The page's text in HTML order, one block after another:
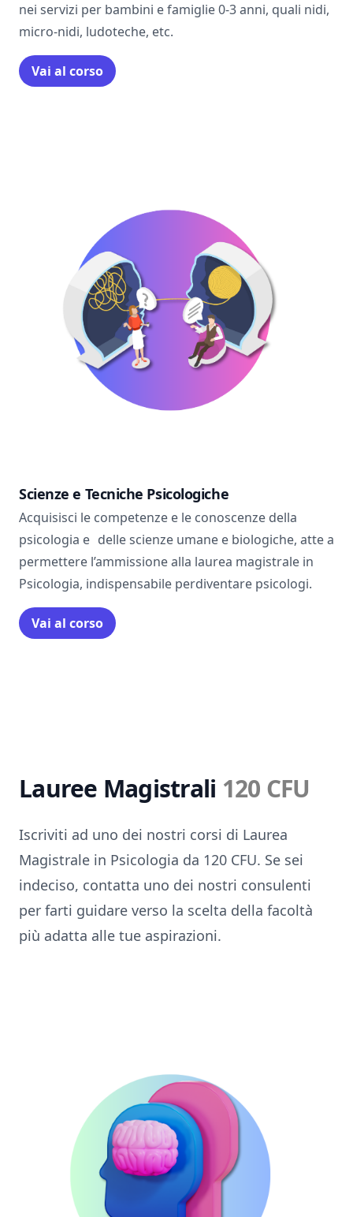
nei servizi per bambini e famiglie 0-3 anni, quali nidi,
micro-nidi, ludoteche, etc.
Vai al corso
Scienze e Tecniche Psicologiche
Acquisisci le competenze e le conoscenze della
psicologia e delle scienze umane e biologiche, atte a
permettere l’ammissione alla laurea magistrale in
Psicologia, indispensabile perdiventare psicologi.
Vai al corso
Lauree Magistrali 120 CFU
Iscriviti ad uno dei nostri corsi di Laurea
Magistrale in Psicologia da 120 CFU. Se sei
indeciso, contatta uno dei nostri consulenti
per farti guidare verso la scelta della facoltà
più adatta alle tue aspirazioni.